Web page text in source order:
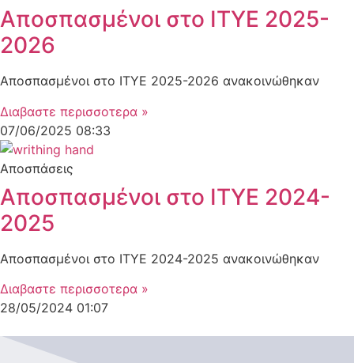
Αποσπασμένοι στο ΙΤΥΕ 2025-
2026
Αποσπασμένοι στο ΙΤΥΕ 2025-2026 ανακοινώθηκαν
Διαβαστε περισσοτερα »
07/06/2025 08:33
Αποσπάσεις
Αποσπασμένοι στο ΙΤΥΕ 2024-
2025
Αποσπασμένοι στο ΙΤΥΕ 2024-2025 ανακοινώθηκαν
Διαβαστε περισσοτερα »
28/05/2024 01:07